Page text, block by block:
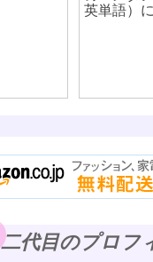
英単語）
二代目のプロフ